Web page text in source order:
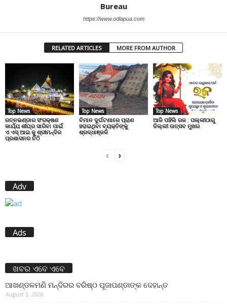
Bureau
https://www.odiapua.com
RELATED ARTICLES MORE FROM AUTHOR
Top News
ରତ୍ନଭଣ୍ଡାର ସଂରକ୍ଷଣ
କାର୍ଯ୍ୟ ଶୀଘ୍ର ସାରିବା ପାଇଁ
ଏ.ଏସ୍.ଆଇ.କୁ ଶ୍ରୀମନ୍ଦିର
ପ୍ରଶାସନର ଚିଠି
Top News
ବିମାନ ଦୁର୍ଘଟଣାରେ ପ୍ରାଣ
ହରାଇଥିବା ବ୍ୟକ୍ତିଙ୍କୁ
ଶ୍ରଦ୍ଧାଞ୍ଜଳି
Top News
ଆଜି ପହିଲି ରଜ : ପଲ୍ଲୀଠାରୁ
ଦିଲ୍ଲୀ ଉତ୍ସବ ମୁଖର
Adv
Ads
ଖବର ଏବେ ଏବେ
ଆଖଣ୍ଡଳମଣି ମନ୍ଦିରର ବରିଷ୍ଠ ପୂଜାପଣ୍ଡାଙ୍କ ଦେହାନ୍ତ
August 5, 2026